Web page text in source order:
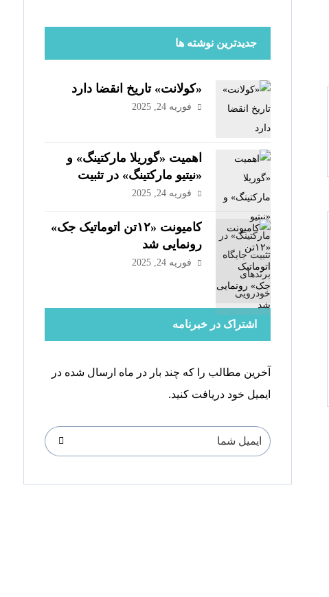
جدیدترین نوشته ها
«کولانت» تاریخ انقضا دارد​
فوریه 24, 2025
اهمیت «گوریلا مارکتینگ» و
«نیتیو مارکتینگ» در تثبیت
جایگاه برندهای خودرویی​
فوریه 24, 2025
کامیونت «۱۲تن اتوماتیک جک»
رونمایی شد​
فوریه 24, 2025
اشتراک در خبرنامه
آخرین مطالب را که چند بار در ماه ارسال شده در
ایمیل خود دریافت کنید.